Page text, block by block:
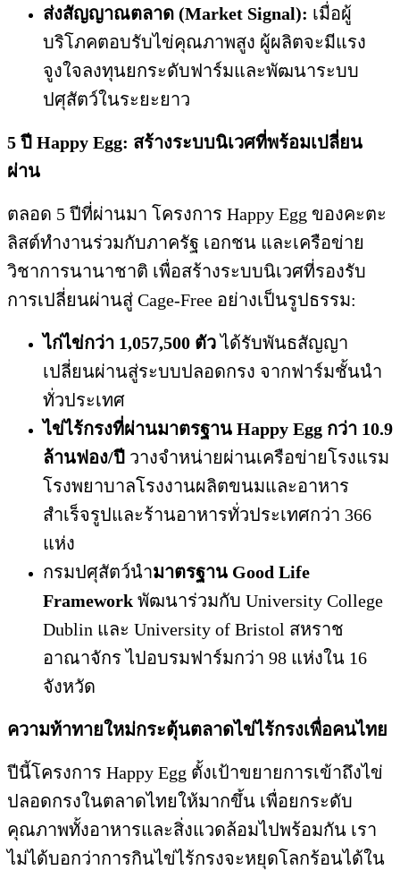
ส่งสัญญาณตลาด (Market Signal): เมื่อผู้
บริโภคตอบรับไข่คุณภาพสูง ผู้ผลิตจะมีแรง
จูงใจลงทุนยกระดับฟาร์มและพัฒนาระบบ
ปศุสัตว์ในระยะยาว
5 ปี Happy Egg: สร้างระบบนิเวศที่พร้อมเปลี่ยน
ผ่าน
ตลอด 5 ปีที่ผ่านมา โครงการ Happy Egg ของคะตะ
ลิสต์ทำงานร่วมกับภาครัฐ เอกชน และเครือข่าย
วิชาการนานาชาติ เพื่อสร้างระบบนิเวศที่รองรับ
การเปลี่ยนผ่านสู่ Cage-Free อย่างเป็นรูปธรรม:
ไก่ไข่กว่า 1,057,500 ตัวได้รับพันธสัญญา
เปลี่ยนผ่านสู่ระบบปลอดกรง จากฟาร์มชั้นนำ
ทั่วประเทศ
ไข่ไร้กรงที่ผ่านมาตรฐาน Happy Egg กว่า 10.9
ล้านฟอง/ปี วางจำหน่ายผ่านเครือข่ายโรงแรม
โรงพยาบาลโรงงานผลิตขนมและอาหาร
สำเร็จรูปและร้านอาหารทั่วประเทศกว่า 366
แห่ง
กรมปศุสัตว์นำมาตรฐาน Good Life
Framework พัฒนาร่วมกับ University College
Dublin และ University of Bristol สหราช
อาณาจักร ไปอบรมฟาร์มกว่า 98 แห่งใน 16
จังหวัด
ความท้าทายใหม่กระตุ้นตลาดไข่ไร้กรงเพื่อคนไทย
ปีนี้โครงการ Happy Egg ตั้งเป้าขยายการเข้าถึงไข่
ปลอดกรงในตลาดไทยให้มากขึ้น เพื่อยกระดับ
คุณภาพทั้งอาหารและสิ่งแวดล้อมไปพร้อมกัน เรา
ไม่ได้บอกว่าการกินไข่ไร้กรงจะหยุดโลกร้อนได้ใน